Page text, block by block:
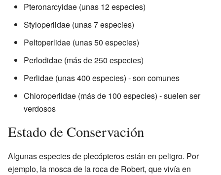
Pteronarcyidae (unas 12 especies)
Styloperlidae (unas 7 especies)
Peltoperlidae (unas 50 especies)
Perlodidae (más de 250 especies)
Perlidae (unas 400 especies) - son comunes
Chloroperlidae (más de 100 especies) - suelen ser
verdosos
Estado de Conservación
Algunas especies de plecópteros están en peligro. Por
ejemplo, la mosca de la roca de Robert, que vivía en